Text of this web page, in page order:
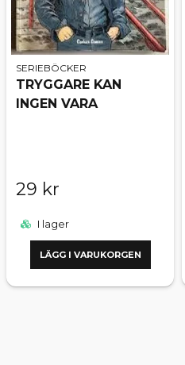
SERIEBÖCKER
TRYGGARE KAN
INGEN VARA
29 kr
I lager
LÄGG I VARUKORGEN